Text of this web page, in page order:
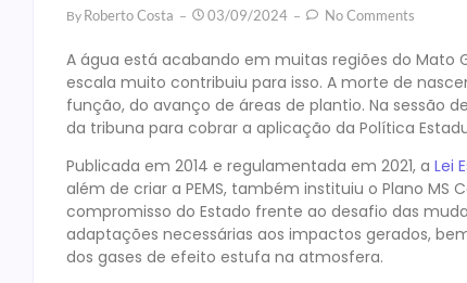
By Roberto Costa 03/09/2024 No Comments
A água está acabando em muitas regiões do Mato
escala muito contribuiu para isso. A morte de
função, do avanço de áreas de plantio. Na sessão
da tribuna para cobrar a aplicação da Política
Publicada em 2014 e regulamentada em 2021, a Lei
além de criar a PEMS, também instituiu o Plano
compromisso do Estado frente ao desafio das
adaptações necessárias aos impactos gerados,
dos gases de efeito estufa na atmosfera.